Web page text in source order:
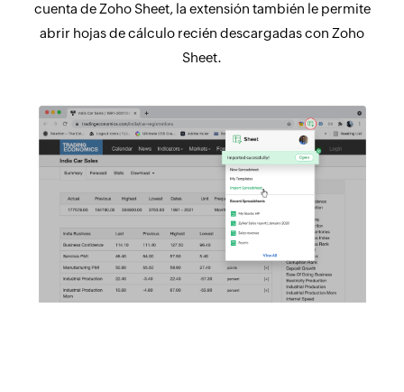
cuenta de Zoho Sheet, la extensión también le permite
abrir hojas de cálculo recién descargadas con Zoho
Sheet.